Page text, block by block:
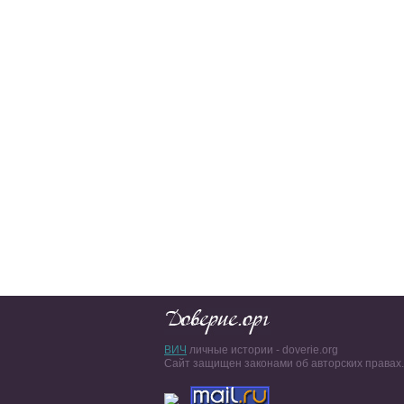
ВИЧ личные истории - doverie.org
Сайт защищен законами об авторских